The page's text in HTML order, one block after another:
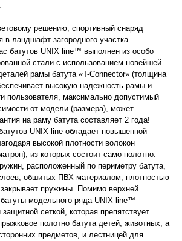
решению, спортивный снаряд
в ландшафт загородного участка.
батутов UNIX line™ выполнен из особо
стали с использованием новейшей
рамы батута «T-Conneсtor» (толщина
высокую надежность рамы и
пользователя, максимально допустимый
от модели (размера), может
на раму батута составляет 2 года!
UNIX line обладает повышенной
высокой плотности волокон
из которых состоит само полотно.
расположенный по периметру батута,
обшитых ПВХ материалом, плотностью
пружины. Помимо верхней
модельного ряда UNIX line™
сеткой, которая препятствует
полотно батута детей, животных, а
предметов, и лестницей для